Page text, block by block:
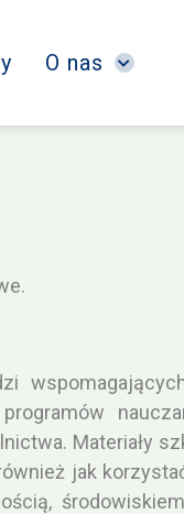
O nas
Materiały
jak
Weź udział